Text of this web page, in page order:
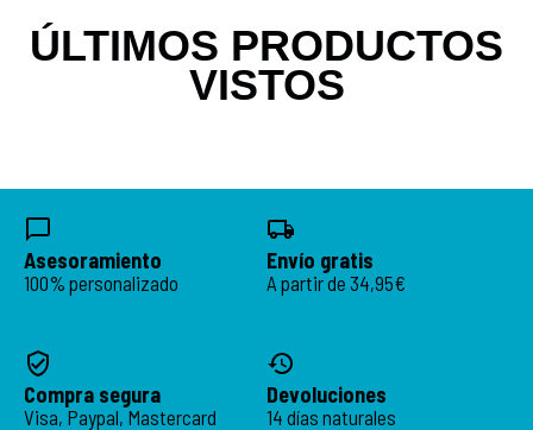
ÚLTIMOS PRODUCTOS
VISTOS
Asesoramiento
100% personalizado
Envío gratis
A partir de 34,95€
Compra segura
Visa, Paypal, Mastercard
Devoluciones
14 días naturales